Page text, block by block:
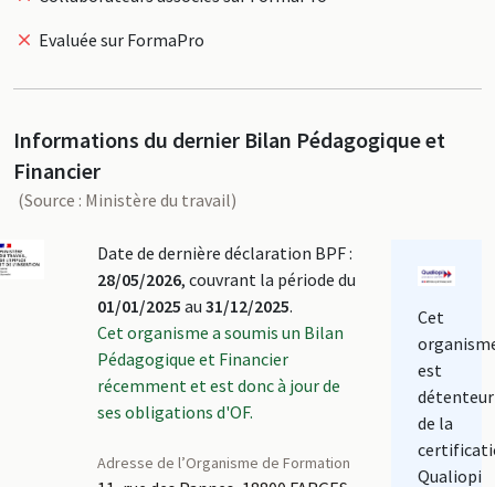
Evaluée sur FormaPro
Informations du dernier Bilan Pédagogique et
Financier
(Source : Ministère du travail)
Date de dernière déclaration BPF :
28/05/2026, couvrant la période du
01/01/2025 au 31/12/2025.
Cet organisme a soumis un Bilan
Pédagogique et Financier
récemment et est donc à jour de
ses obligations d'OF.
Adresse de l’Organisme de Formation
Cet
est
détenteur
de la
Qualiopi